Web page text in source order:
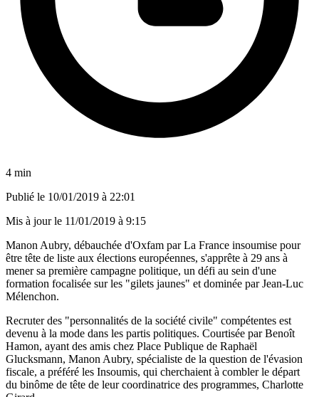
4 min
Publié le 10/01/2019 à 22:01
Mis à jour le 11/01/2019 à 9:15
Manon Aubry, débauchée d'Oxfam par La France insoumise pour
être tête de liste aux élections européennes, s'apprête à 29 ans à
mener sa première campagne politique, un défi au sein d'une
formation focalisée sur les "gilets jaunes" et dominée par Jean-Luc
Mélenchon.
Recruter des "personnalités de la société civile" compétentes est
devenu à la mode dans les partis politiques. Courtisée par Benoît
Hamon, ayant des amis chez Place Publique de Raphaël
Glucksmann, Manon Aubry, spécialiste de la question de l'évasion
fiscale, a préféré les Insoumis, qui cherchaient à combler le départ
du binôme de tête de leur coordinatrice des programmes, Charlotte